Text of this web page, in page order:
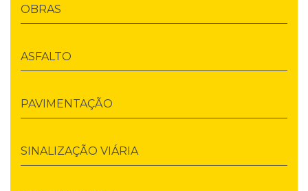
OBRAS
ASFALTO
PAVIMENTAÇÃO
SINALIZAÇÃO VIÁRIA